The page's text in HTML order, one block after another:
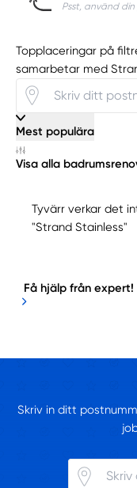
Psst, använd
Topplaceringar på
samarbetar med
Mest populära
Visa alla
Tyvärr verkar det
"Strand Stainless"
Få hjälp från expert!
Skriv in ditt